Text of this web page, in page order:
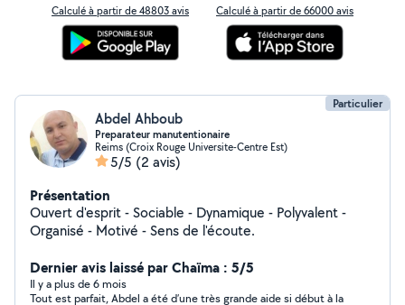
Calculé à partir de 48803 avis Calculé à partir de 66000 avis
Particulier
Abdel Ahboub
Preparateur manutentionaire
Reims (Croix Rouge Universite-Centre Est)
5/5 (2 avis)
Présentation
Ouvert d'esprit - Sociable - Dynamique - Polyvalent -
Organisé - Motivé - Sens de l'écoute.
Dernier avis laissé par Chaïma : 5/5
Il y a plus de 6 mois
Tout est parfait, Abdel a été d’une très grande aide si début à la